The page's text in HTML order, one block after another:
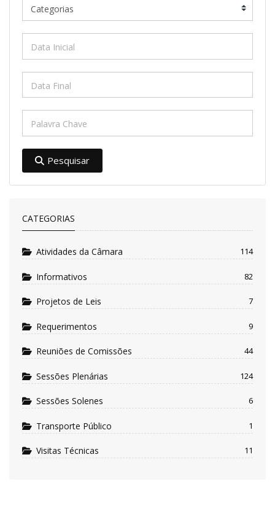
Pesquisar
CATEGORIAS
Atividades da Câmara 114
Informativos 82
Projetos de Leis 7
Requerimentos 9
Reuniões de Comissões 44
Sessões Plenárias 124
Sessões Solenes 6
Transporte Público 1
Visitas Técnicas 11